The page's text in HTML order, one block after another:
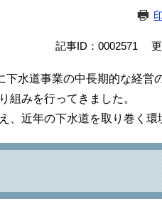
記事ID：0002571
水道事業の中長期的な経営
組みを行ってきました。
近年の下水道を取り巻く環